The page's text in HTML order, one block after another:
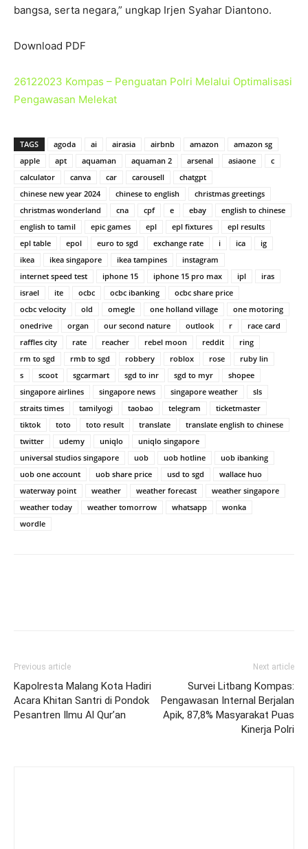
bangsa, serta negara,” ungkap Irjen Syahar Diantono.
Download PDF
26122023 Kompas – Penguatan Polri Melalui Optimalisasi
Pengawasan Melekat
TAGS agoda ai airasia airbnb amazon
amazon sg
apple
apt aquaman aquaman 2 arsenal asiaone
c
calculator
canva car carousell
chatgpt
chinese new year 2024
chinese to english
christmas greetings
christmas wonderland
cna cpf e ebay
english to chinese
english to tamil
epic games epl epl fixtures
epl results
epl table
epol euro to sgd exchange rate i ica
ig
ikea
ikea singapore ikea tampines
instagram
internet speed test
iphone 15 iphone 15 pro max ipl
iras
israel
ite ocbc ocbc ibanking
ocbc share price
ocbc velocity
old omegle one holland village
one motoring
onedrive
organ our second nature outlook r
race card
raffles city
rate reacher rebel moon reddit
ring
rm to sgd
rmb to sgd robbery roblox rose
ruby lin
s
scoot sgcarmart sgd to inr sgd to myr
shopee
singapore airlines
singapore news singapore weather
sls
straits times
tamilyogi taobao telegram
ticketmaster
tiktok
toto toto result translate
translate english to chinese
twitter
udemy uniqlo
uniqlo singapore
universal studios singapore
uob uob hotline
uob ibanking
uob one account
uob share price usd to sgd
wallace huo
waterway point
weather weather forecast
weather singapore
weather today
weather tomorrow whatsapp
wonka
wordle
Previous article
Kapolresta Malang Kota Hadiri
Acara Khitan Santri di Pondok
Pesantren Ilmu Al Qur’an
Next article
Survei Litbang Kompas:
Pengawasan Internal Berjalan
Apik, 87,8% Masyarakat Puas
Kinerja Polri